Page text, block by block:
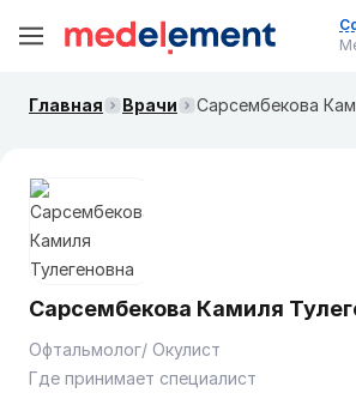
Главная Врачи Сарсембекова
Сарсембекова Камиля
Офтальмолог/ Окулист
Где принимает специалист